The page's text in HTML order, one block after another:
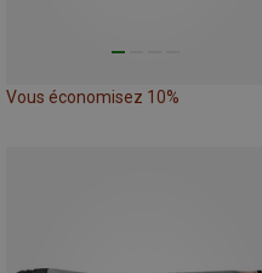
Vous économisez 10%